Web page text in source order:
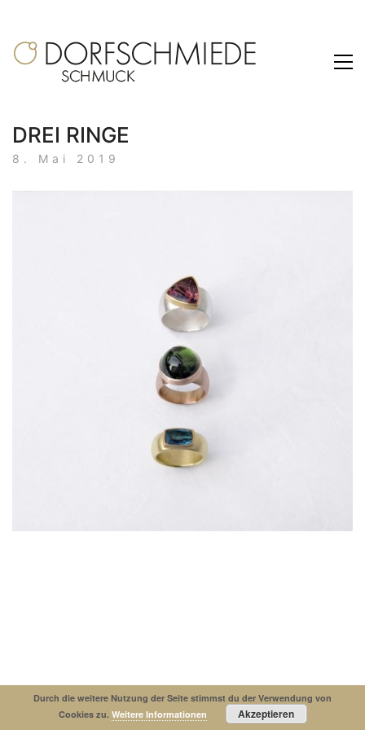
DREI RINGE
8. Mai 2019
© Copyright 2019. All Rights Reserved.
Durch die weitere Nutzung der Seite stimmst du der Verwendung von
Cookies zu. Weitere Informationen Akzeptieren